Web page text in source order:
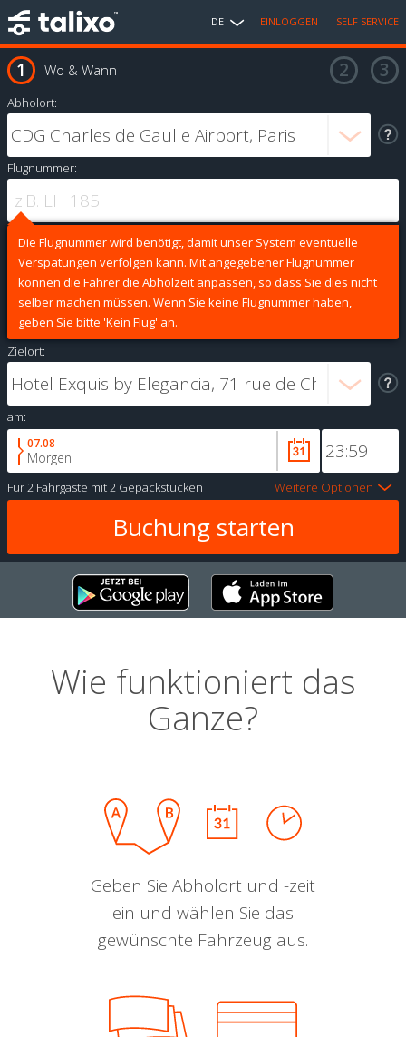
DE EINLOGGEN SELF SERVICE
Wo & Wann
Abholort:
Flugnummer:
Die Flugnummer wird benötigt, damit unser System eventuelle
Verspätungen verfolgen kann. Mit angegebener Flugnummer
können die Fahrer die Abholzeit anpassen, so dass Sie dies nicht
selber machen müssen. Wenn Sie keine Flugnummer haben,
geben Sie bitte 'Kein Flug' an.
Zielort:
am:
07.08
Morgen
Für2 Fahrgäste mit2 Gepäckstücken Weitere Optionen
Wie funktioniert das
Ganze?
Geben Sie Abholort und -zeit
ein und wählen Sie das
gewünschte Fahrzeug aus.